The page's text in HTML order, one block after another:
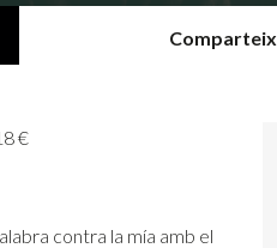
Comparteix
€
contra la mía amb el